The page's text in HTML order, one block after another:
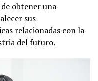
obtener una
sus
relacionadas con la
del futuro.